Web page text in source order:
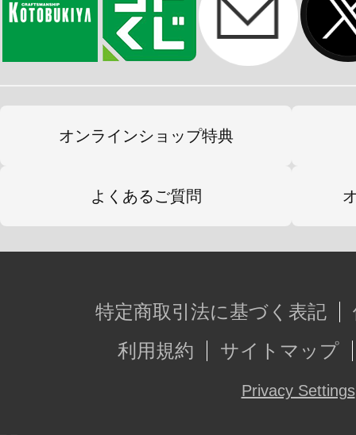
※各画像は開発中のイメージ画像で
異なります。
限定商品です。
可能性があります。立川本店での販
オンラインショップ特典
よくあるご質問
特定商取引法に基づく表記
利用規約
サイトマップ
Privacy Settings